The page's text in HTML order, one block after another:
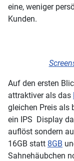
eine, weniger
Kunden.
Auf den ersten
attraktiver als das
gleichen Preis als
ein IPS Display
auflöst sondern
16GB statt 8GB
Sahnehäubchen